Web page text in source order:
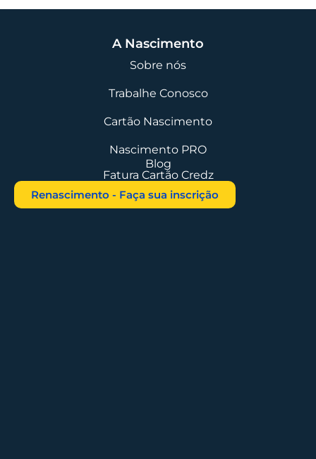
A Nascimento
Sobre nós
Trabalhe Conosco
Cartão Nascimento
Nascimento PRO
Blog
Fatura Cartão Credz
Renascimento - Faça sua inscrição